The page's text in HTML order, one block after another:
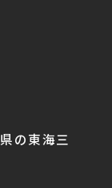
の東海三